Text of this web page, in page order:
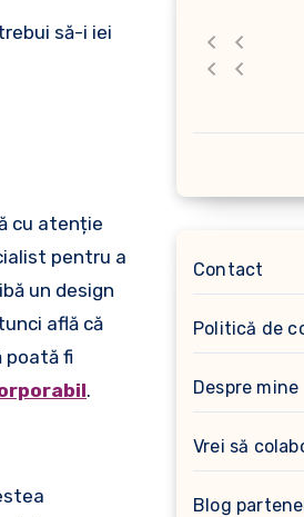
cu atenție
pentru a
un design
află că
poată fi
.
Contact
Politică de
Despre mine
Vrei să
Blog